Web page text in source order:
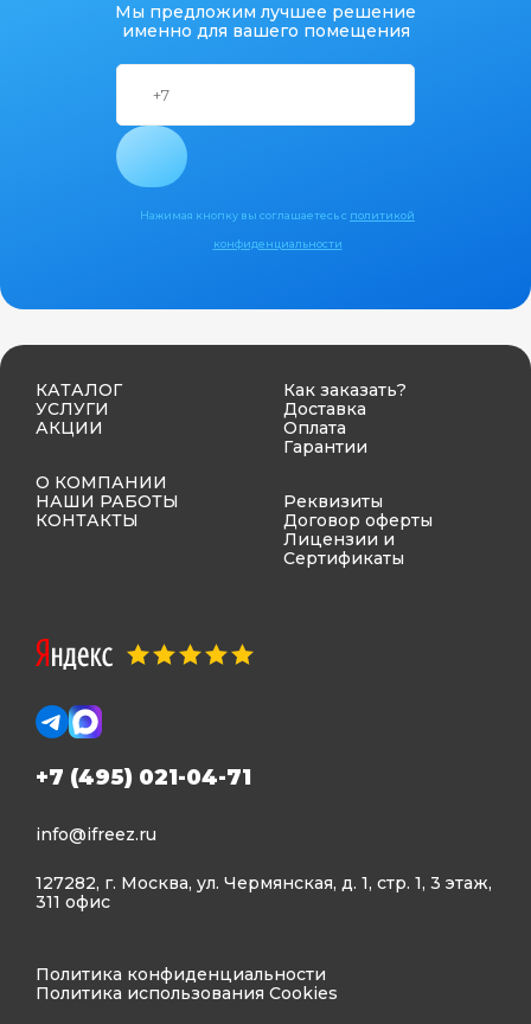
Мы предложим лучшее решение
именно для вашего помещения
Нажимая кнопку вы соглашаетесь с политикой
конфиденциальности
КАТАЛОГ
УСЛУГИ
АКЦИИ
О КОМПАНИИ
НАШИ РАБОТЫ
КОНТАКТЫ
Как заказать?
Доставка
Оплата
Гарантии
Реквизиты
Договор оферты
Лицензии и
Сертификаты
+7 (495) 021-04-71
info@ifreez.ru
127282, г. Москва, ул. Чермянская, д. 1, стр. 1, 3 этаж,
311 офис
Политика конфиденциальности
Политика использования Cookies